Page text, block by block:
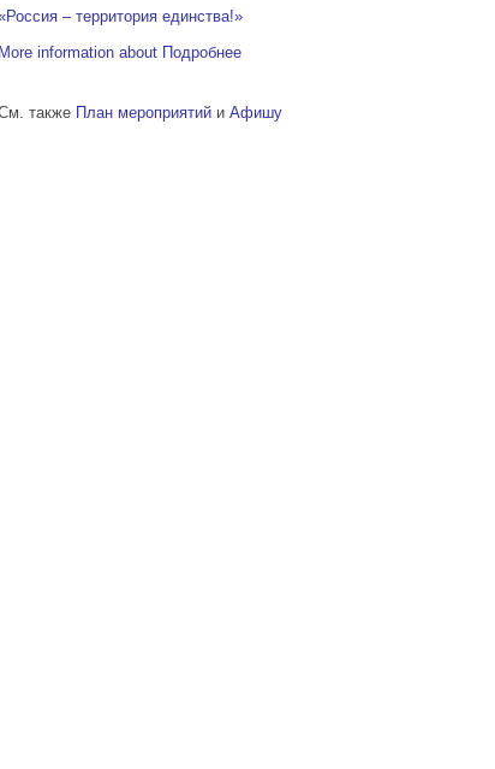
– территория единства!»
More information about Подробнее
также План мероприятий и Афишу